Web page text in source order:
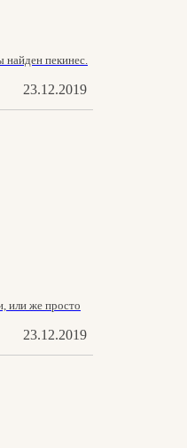
найден пекинес.
23.12.2019
или же просто
23.12.2019